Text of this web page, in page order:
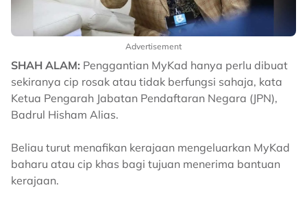
Advertisement
SHAH ALAM: Penggantian MyKad hanya perlu dibuat
sekiranya cip rosak atau tidak berfungsi sahaja, kata
Ketua Pengarah Jabatan Pendaftaran Negara (JPN),
Badrul Hisham Alias.
Beliau turut menafikan kerajaan mengeluarkan MyKad
baharu atau cip khas bagi tujuan menerima bantuan
kerajaan.